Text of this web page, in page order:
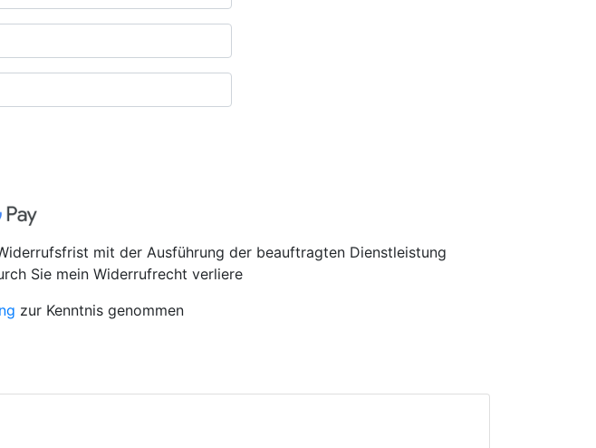
mit der Ausführung der beauftragten Dienstleistung
Sie mein Widerrufrecht verliere
zur Kenntnis genommen